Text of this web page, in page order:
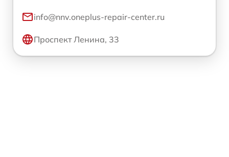
info@nnv.oneplus-repair-center.ru
Проспект Ленина, 33